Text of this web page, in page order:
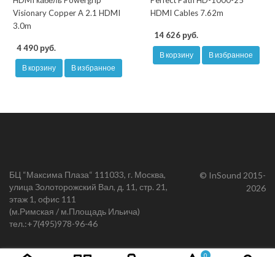
Visionary Copper A 2.1 HDMI
3.0m
4 490 руб.
В корзину В избранное
HDMI Cables 7.62m
14 626 руб.
В корзину В избранное
БЦ “Максима Плаза“ 111033, г. Москва,
улица Золоторожский Вал, д. 11, стр. 21,
этаж 1, офис 111
(м.Римская / м.Площадь Ильича)
тел.:+7(495)978-96-46
© InSound 2015-
2026
0